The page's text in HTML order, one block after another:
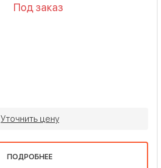
Под заказ
Уточнить цену
ПОДРОБНЕЕ